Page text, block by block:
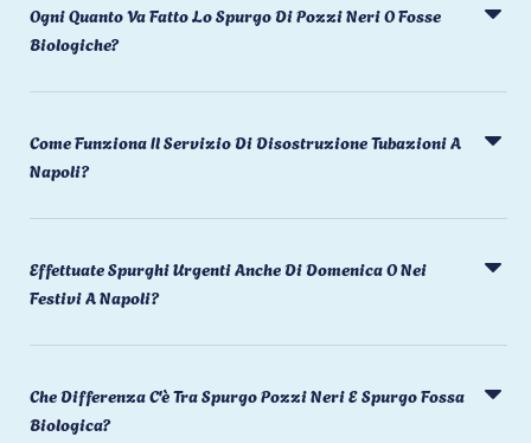
Ogni Quanto Va Fatto Lo Spurgo Di Pozzi Neri O Fosse
Biologiche?
Come Funziona Il Servizio Di Disostruzione Tubazioni A
Napoli?
Effettuate Spurghi Urgenti Anche Di Domenica O Nei
Festivi A Napoli?
Che Differenza C'è Tra Spurgo Pozzi Neri E Spurgo Fossa
Biologica?